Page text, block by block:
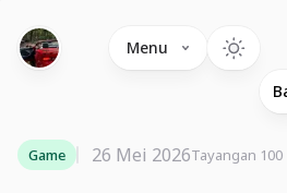
Menu
Game 26 Mei 2026Tayangan 100